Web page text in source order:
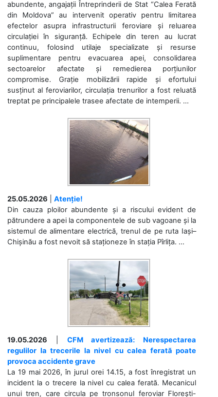
abundente, angajații Întreprinderii de Stat “Calea Ferată
din Moldova” au intervenit operativ pentru limitarea
efectelor asupra infrastructurii feroviare și reluarea
circulației în siguranță. Echipele din teren au lucrat
continuu, folosind utilaje specializate și resurse
suplimentare pentru evacuarea apei, consolidarea
sectoarelor afectate și remedierea porțiunilor
compromise. Grație mobilizării rapide și efortului
susținut al feroviarilor, circulația trenurilor a fost reluată
treptat pe principalele trasee afectate de intemperii. ...
25.05.2026
Atenție!
Din cauza ploilor abundente și a riscului evident de
pătrundere a apei la componentele de sub vagoane și la
sistemul de alimentare electrică, trenul de pe ruta Iași–
Chișinău a fost nevoit să staționeze în stația Pîrlița. ...
19.05.2026
CFM avertizează: Nerespectarea
regulilor la trecerile la nivel cu calea ferată poate
provoca accidente grave
La 19 mai 2026, în jurul orei 14.15, a fost înregistrat un
incident la o trecere la nivel cu calea ferată. Mecanicul
unui tren, care circula pe tronsonul feroviar Florești-